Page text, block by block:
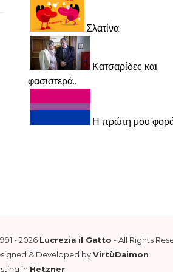
Σλατίνα
Κατσαρίδες και
φασιστερά..
Η πρώτη μου
- 2026 Lucrezia il Gatto - All Rights
& Developed byVirtùDaimon
in Hetzner